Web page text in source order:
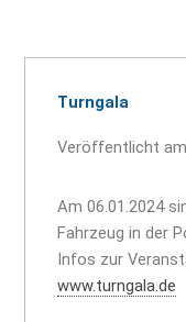
Turngala
Veröffentlicht am
Am 06.01.2024
Fahrzeug in der
Infos zur
www.turngala.de